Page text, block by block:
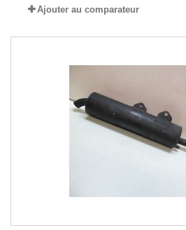
Ajouter au comparateur